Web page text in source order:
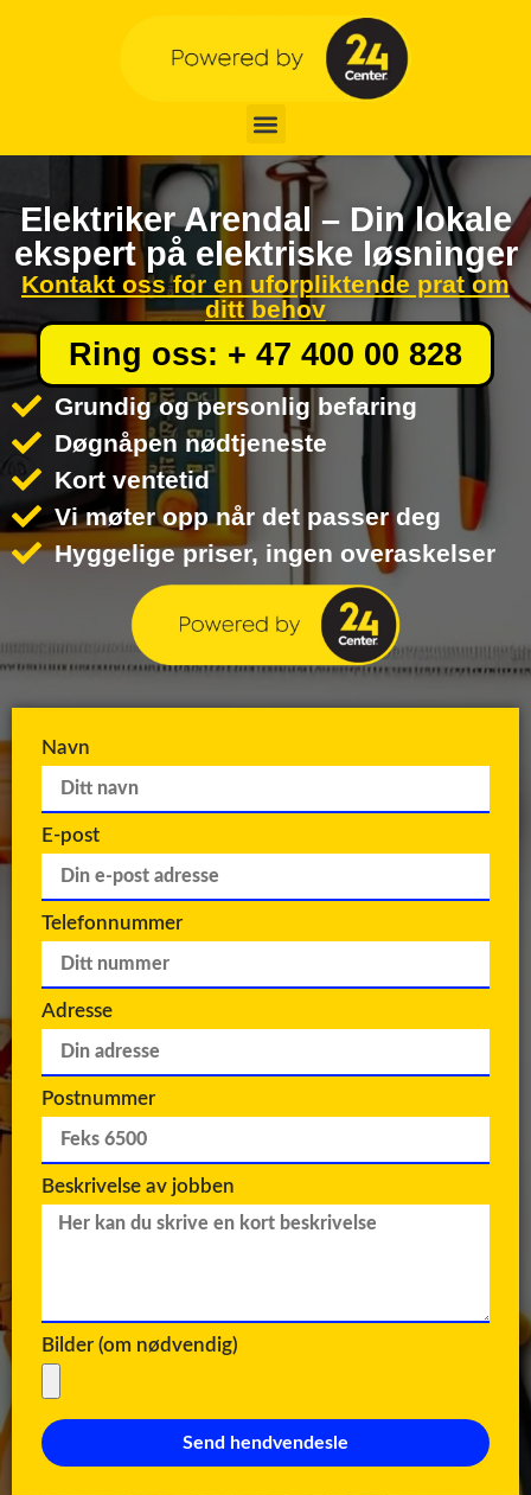
Elektriker Arendal – Din lokale
ekspert på elektriske løsninger
Kontakt oss for en uforpliktende prat om
ditt behov
Ring oss: + 47 400 00 828
Grundig og personlig befaring
Døgnåpen nødtjeneste
Kort ventetid
Vi møter opp når det passer deg
Hyggelige priser, ingen overaskelser
Navn
E-post
Telefonnummer
Adresse
Postnummer
Beskrivelse av jobben
Bilder (om nødvendig)
Send hendvendesle